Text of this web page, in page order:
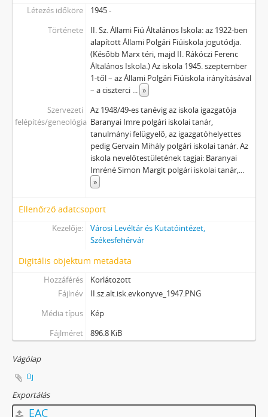
Létezés időköre
1945 -
Története
II. Sz. Állami Fiú Általános Iskola: az 1922-ben
alapított Állami Polgári Fiúiskola jogutódja.
(Később Marx téri, majd II. Rákóczi Ferenc
Általános Iskola.) Az iskola 1945. szeptember
1-től – az Állami Polgári Fiúiskola irányításával
– a ciszterci ... »
Szervezeti
felépítés/geneológia
Az 1948/49-es tanévig az iskola igazgatója
Baranyai Imre polgári iskolai tanár,
tanulmányi felügyelő, az igazgatóhelyettes
pedig Gervain Mihály polgári iskolai tanár. Az
iskola nevelőtestületének tagjai: Baranyai
Imréné Simon Margit polgári iskolai tanár,...
»
Ellenőrző adatcsoport
Kezelője:
Városi Levéltár és Kutatóintézet,
Székesfehérvár
Digitális objektum metadata
Hozzáférés
Korlátozott
Fájlnév
II.sz.alt.isk.evkonyve_1947.PNG
Média típus
Kép
Fájlméret
896.8 KiB
Vágólap
Új
Exportálás
EAC